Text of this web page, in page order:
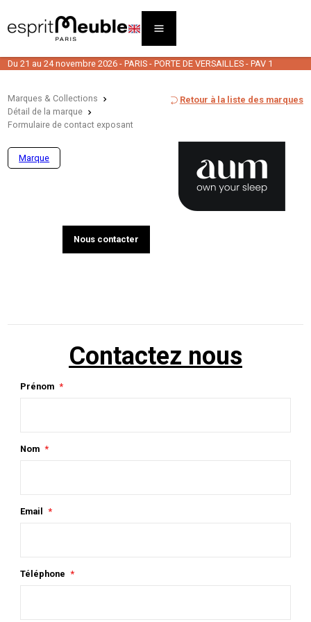
Du 21 au 24 novembre 2026 - PARIS - PORTE DE VERSAILLES - PAV 1
Marques & Collections
Détail de la marque
Formulaire de contact exposant
Retour à la liste des marques
Marque
Nous contacter
Contactez nous
Prénom
Nom
Email
Téléphone